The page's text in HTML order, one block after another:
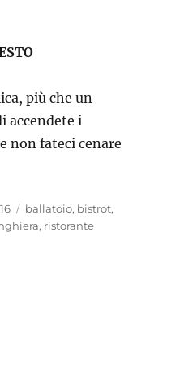
più che un
accendete i
non fateci cenare
Tag
ballatoio, bistrot,
, ristorante